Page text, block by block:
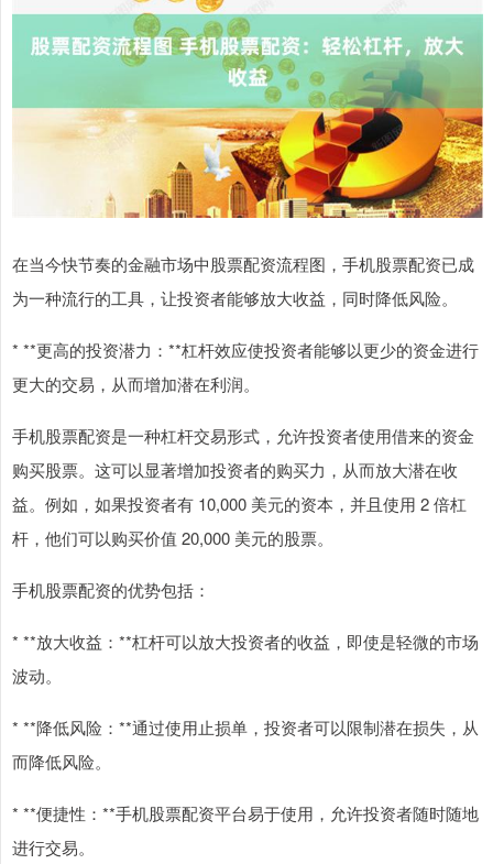
在当今快节奏的金融市场中股票配资流程图，手机股票配资已成
为一种流行的工具，让投资者能够放大收益，同时降低风险。
* **更高的投资潜力：**杠杆效应使投资者能够以更少的资金进行
更大的交易，从而增加潜在利润。
手机股票配资是一种杠杆交易形式，允许投资者使用借来的资金
购买股票。这可以显著增加投资者的购买力，从而放大潜在收
益。例如，如果投资者有 10,000 美元的资本，并且使用 2 倍杠
杆，他们可以购买价值 20,000 美元的股票。
手机股票配资的优势包括：
* **放大收益：**杠杆可以放大投资者的收益，即使是轻微的市场
波动。
* **降低风险：**通过使用止损单，投资者可以限制潜在损失，从
而降低风险。
* **便捷性：**手机股票配资平台易于使用，允许投资者随时随地
进行交易。